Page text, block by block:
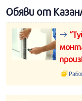
Обяви от